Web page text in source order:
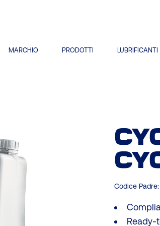
MARCHIO PRODOTTI LUBRIFICANTI
Codice Padre: